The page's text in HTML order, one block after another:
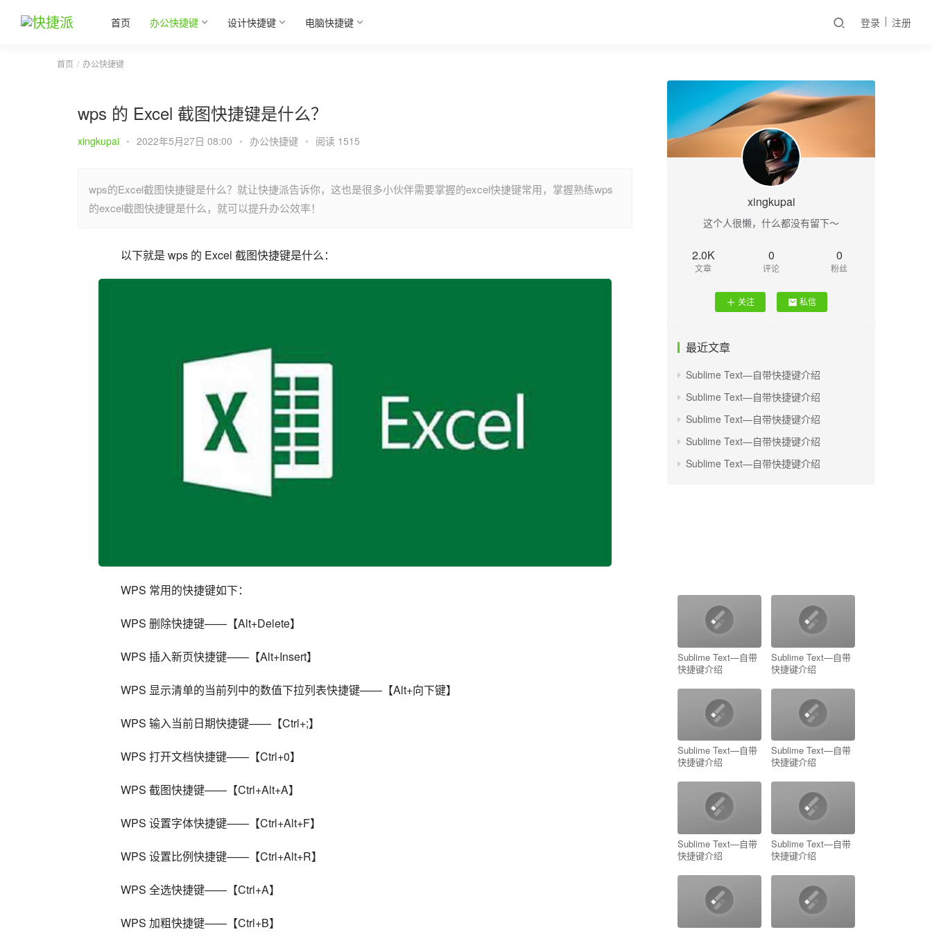
首页 办公快捷键 设计快捷键 电脑快捷键 登录 注册
首页 办公快捷键
wps 的 Excel 截图快捷键是什么？
xingkupai • 2022年5月27日 08:00 • 办公快捷键 • 阅读 1515
wps的Excel截图快捷键是什么？就让快捷派告诉你，这也是很多小伙伴需要掌握的excel快捷键常用，掌握熟练wps
的excel截图快捷键是什么，就可以提升办公效率！
以下就是 wps 的 Excel 截图快捷键是什么：
WPS 常用的快捷键如下：
WPS 删除快捷键——【Alt+Delete】
WPS 插入新页快捷键——【Alt+Insert】
WPS 显示清单的当前列中的数值下拉列表快捷键——【Alt+向下键】
WPS 输入当前日期快捷键——【Ctrl+;】
WPS 打开文档快捷键——【Ctrl+0】
WPS 截图快捷键——【Ctrl+Alt+A】
WPS 设置字体快捷键——【Ctrl+Alt+F】
WPS 设置比例快捷键——【Ctrl+Alt+R】
WPS 全选快捷键——【Ctrl+A】
WPS 加粗快捷键——【Ctrl+B】
xingkupai
这个人很懒，什么都没有留下～
2.0K
文章
0
评论
0
粉丝
关注 私信
最近文章
Sublime Text—自带快捷键介绍
Sublime Text—自带快捷键介绍
Sublime Text—自带快捷键介绍
Sublime Text—自带快捷键介绍
Sublime Text—自带快捷键介绍
Sublime Text—自带
快捷键介绍
Sublime Text—自带
快捷键介绍
Sublime Text—自带
快捷键介绍
Sublime Text—自带
快捷键介绍
Sublime Text—自带
快捷键介绍
Sublime Text—自带
快捷键介绍